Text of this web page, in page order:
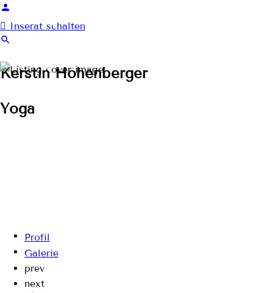
Inserat schalten
Kerstin Höhenberger
Yoga
Profil
Galerie
prev
next